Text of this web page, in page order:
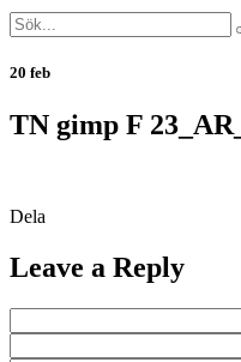
20 feb
TN gimp F
Dela
Leave a Reply